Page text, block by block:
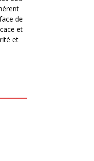
de
et
et